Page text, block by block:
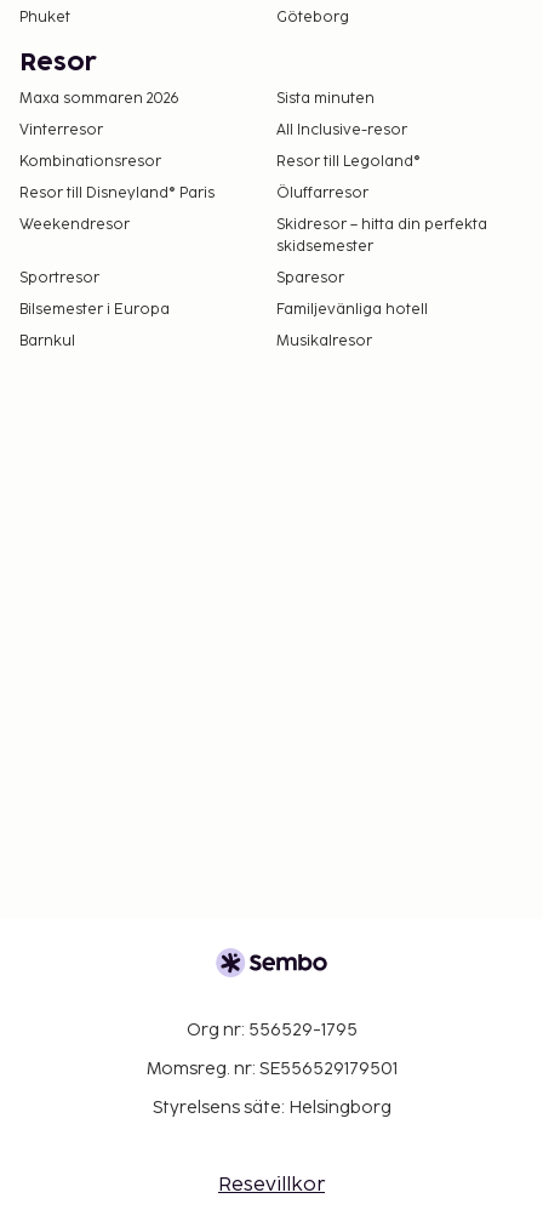
Phuket
Göteborg
Resor
Maxa sommaren 2026
Sista minuten
Vinterresor
All Inclusive-resor
Kombinationsresor
Resor till Legoland®
Resor till Disneyland® Paris
Öluffarresor
Weekendresor
Skidresor – hitta din perfekta
skidsemester
Sportresor
Sparesor
Bilsemester i Europa
Familjevänliga hotell
Barnkul
Musikalresor
Org nr: 556529-1795
Momsreg. nr: SE556529179501
Styrelsens säte: Helsingborg
Resevillkor